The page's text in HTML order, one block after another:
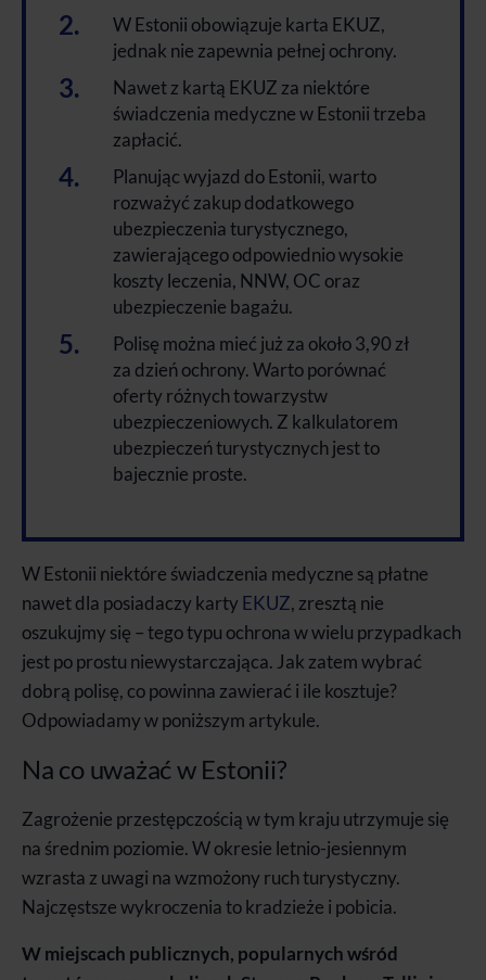
W Estonii obowiązuje karta EKUZ,
jednak nie zapewnia pełnej ochrony.
Nawet z kartą EKUZ za niektóre
świadczenia medyczne w Estonii trzeba
zapłacić.
Planując wyjazd do Estonii, warto
rozważyć zakup dodatkowego
ubezpieczenia turystycznego,
zawierającego odpowiednio wysokie
koszty leczenia, NNW, OC oraz
ubezpieczenie bagażu.
Polisę można mieć już za około 3,90 zł
za dzień ochrony. Warto porównać
oferty różnych towarzystw
ubezpieczeniowych. Z kalkulatorem
ubezpieczeń turystycznych jest to
bajecznie proste.
W Estonii niektóre świadczenia medyczne są płatne
nawet dla posiadaczy karty EKUZ, zresztą nie
oszukujmy się – tego typu ochrona w wielu przypadkach
jest po prostu niewystarczająca. Jak zatem wybrać
dobrą polisę, co powinna zawierać i ile kosztuje?
Odpowiadamy w poniższym artykule.
Na co uważać w Estonii?
Zagrożenie przestępczością w tym kraju utrzymuje się
na średnim poziomie. W okresie letnio-jesiennym
wzrasta z uwagi na wzmożony ruch turystyczny.
Najczęstsze wykroczenia to kradzieże i pobicia.
W miejscach publicznych, popularnych wśród